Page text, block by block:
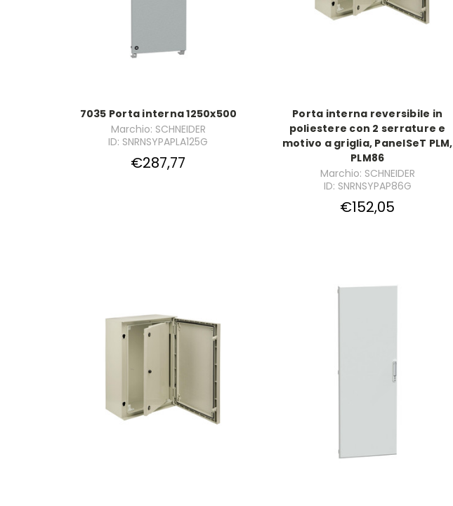
7035 Porta interna 1250x500
Marchio: SCHNEIDER
ID: SNRNSYPAPLA125G
€287,77
Porta interna reversibile in
poliestere con 2 serrature e
motivo a griglia, PanelSeT PLM,
PLM86
Marchio: SCHNEIDER
ID: SNRNSYPAP86G
€152,05